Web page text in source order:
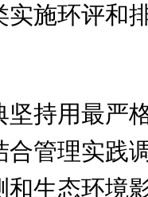
施环评和
持用最严
管理实践
生态环境